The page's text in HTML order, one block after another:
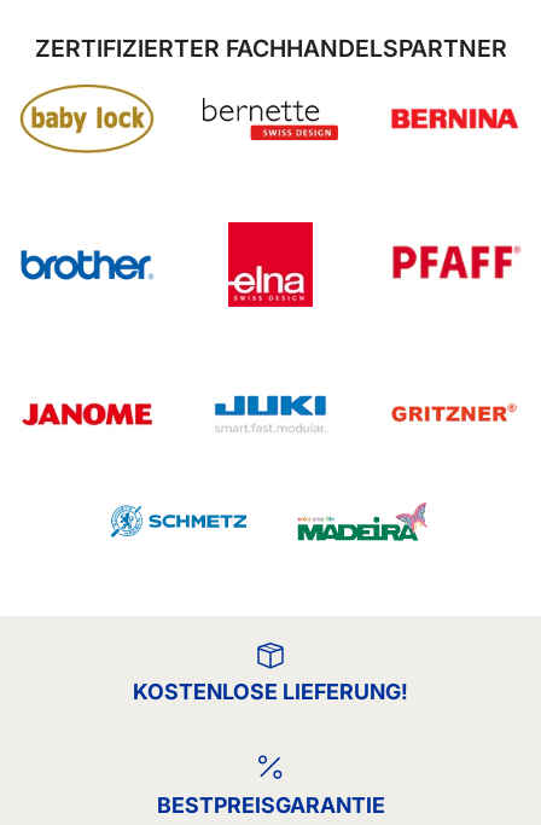
ZERTIFIZIERTER FACHHANDELSPARTNER
KOSTENLOSE LIEFERUNG!
BESTPREISGARANTIE